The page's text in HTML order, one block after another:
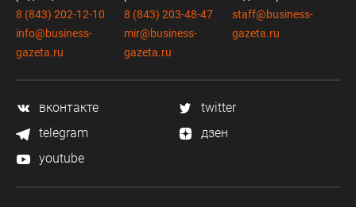
8 (843) 202-12-10
info@business-
gazeta.ru
8 (843) 203-48-47
mir@business-
gazeta.ru
staff@business-
gazeta.ru
вконтакте
twitter
telegram
дзен
youtube